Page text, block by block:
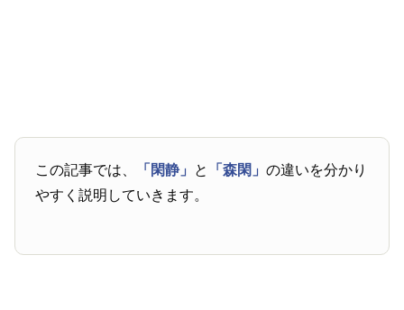
この記事では、 「閑静」 と 「森閑」の違いを分かり
やすく説明していきます。